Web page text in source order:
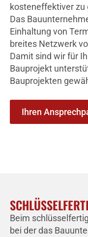
kosteneffektiver zu
Das
Einhaltung von
breites Netzwerk
Damit sind wir für
Bauprojekt
Bauprojekten
Ihren
Beim
bei der das